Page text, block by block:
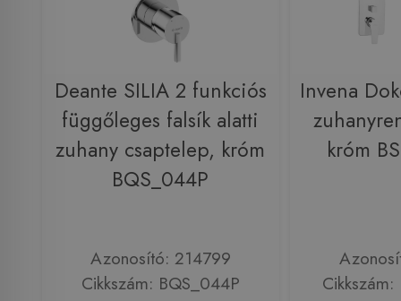
Deante SILIA 2 funkciós
függőleges falsík alatti
zuhany csaptelep, króm
BQS_044P
Azonosító: 214799
Cikkszám: BQS_044P
Invena
króm